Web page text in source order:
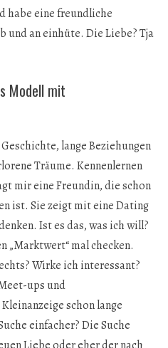
habe eine freundliche
und an einhüte. Die Liebe? Tja
Modell mit
lange Beziehungen
Träume. Kennenlernen
mir eine Freundin, die schon
ist. Sie zeigt mit eine Dating
Ist es das, was ich will?
„Marktwert“ mal checken.
Wirke ich interessant?
ups und
schon lange
einfacher? Die Suche